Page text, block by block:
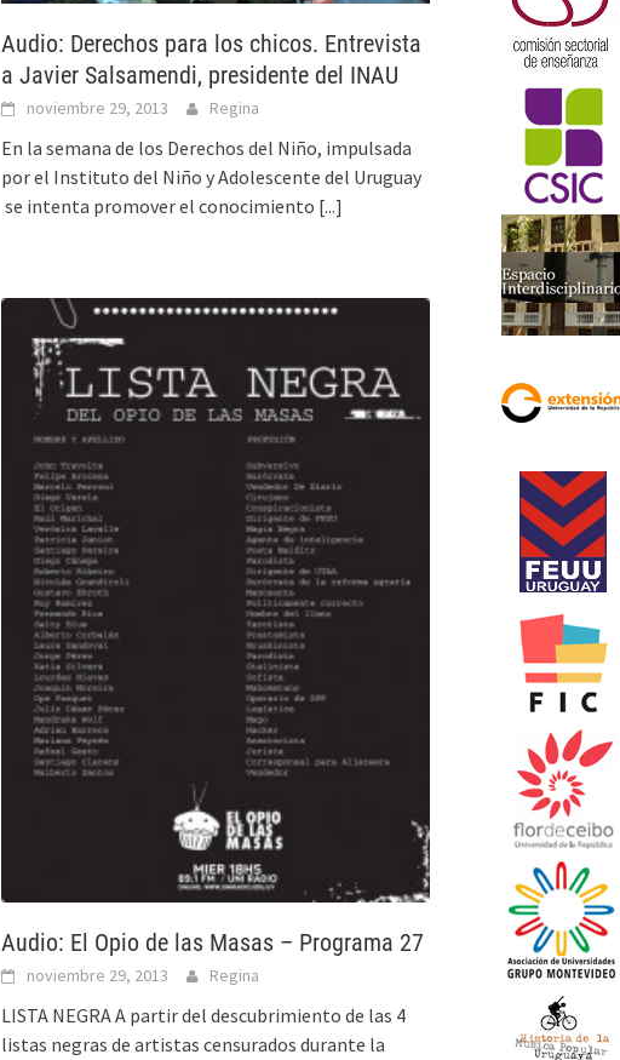
Audio: Derechos para los chicos. Entrevista
a Javier Salsamendi, presidente del INAU
noviembre 29, 2013 Regina
En la semana de los Derechos del Niño, impulsada
por el Instituto del Niño y Adolescente del Uruguay
se intenta promover el conocimiento [...]
Audio: El Opio de las Masas – Programa 27
noviembre 29, 2013 Regina
LISTA NEGRA A partir del descubrimiento de las 4
listas negras de artistas censurados durante la